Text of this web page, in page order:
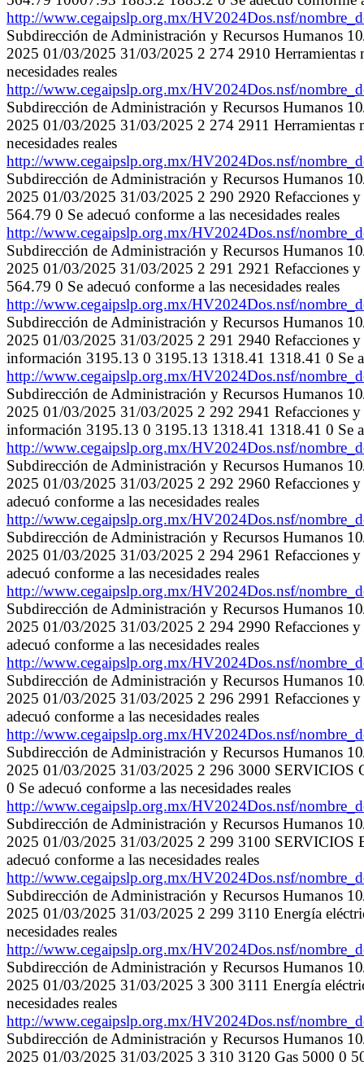
http://www.cegaipslp.org.mx/HV2024Dos.nsf/
Subdirección de Administración y Recursos Humanos
2025 01/03/2025 31/03/2025 2 274 2910 Herramientas
necesidades reales
http://www.cegaipslp.org.mx/HV2024Dos.nsf/
Subdirección de Administración y Recursos Humanos
2025 01/03/2025 31/03/2025 2 274 2911 Herramientas
necesidades reales
http://www.cegaipslp.org.mx/HV2024Dos.nsf/
Subdirección de Administración y Recursos Humanos
2025 01/03/2025 31/03/2025 2 290 2920 Refacciones
564.79 0 Se adecuó conforme a las necesidades reales
http://www.cegaipslp.org.mx/HV2024Dos.nsf/
Subdirección de Administración y Recursos Humanos
2025 01/03/2025 31/03/2025 2 291 2921 Refacciones
564.79 0 Se adecuó conforme a las necesidades reales
http://www.cegaipslp.org.mx/HV2024Dos.nsf/
Subdirección de Administración y Recursos Humanos
2025 01/03/2025 31/03/2025 2 291 2940 Refacciones
información 3195.13 0 3195.13 1318.41 1318.41 0 Se
http://www.cegaipslp.org.mx/HV2024Dos.nsf/
Subdirección de Administración y Recursos Humanos
2025 01/03/2025 31/03/2025 2 292 2941 Refacciones
información 3195.13 0 3195.13 1318.41 1318.41 0 Se
http://www.cegaipslp.org.mx/HV2024Dos.nsf/
Subdirección de Administración y Recursos Humanos
2025 01/03/2025 31/03/2025 2 292 2960 Refacciones
adecuó conforme a las necesidades reales
http://www.cegaipslp.org.mx/HV2024Dos.nsf/
Subdirección de Administración y Recursos Humanos
2025 01/03/2025 31/03/2025 2 294 2961 Refacciones
adecuó conforme a las necesidades reales
http://www.cegaipslp.org.mx/HV2024Dos.nsf/
Subdirección de Administración y Recursos Humanos
2025 01/03/2025 31/03/2025 2 294 2990 Refacciones y
adecuó conforme a las necesidades reales
http://www.cegaipslp.org.mx/HV2024Dos.nsf/
Subdirección de Administración y Recursos Humanos
2025 01/03/2025 31/03/2025 2 296 2991 Refacciones
adecuó conforme a las necesidades reales
http://www.cegaipslp.org.mx/HV2024Dos.nsf/
Subdirección de Administración y Recursos Humanos
2025 01/03/2025 31/03/2025 2 296 3000
0 Se adecuó conforme a las necesidades reales
http://www.cegaipslp.org.mx/HV2024Dos.nsf/
Subdirección de Administración y Recursos Humanos
2025 01/03/2025 31/03/2025 2 299 3100
adecuó conforme a las necesidades reales
http://www.cegaipslp.org.mx/HV2024Dos.nsf/
Subdirección de Administración y Recursos Humanos
2025 01/03/2025 31/03/2025 2 299 3110 Energía
necesidades reales
http://www.cegaipslp.org.mx/HV2024Dos.nsf/
Subdirección de Administración y Recursos Humanos
2025 01/03/2025 31/03/2025 3 300 3111 Energía
necesidades reales
http://www.cegaipslp.org.mx/HV2024Dos.nsf/
Subdirección de Administración y Recursos Humanos
2025 01/03/2025 31/03/2025 3 310 3120 Gas 5000 0